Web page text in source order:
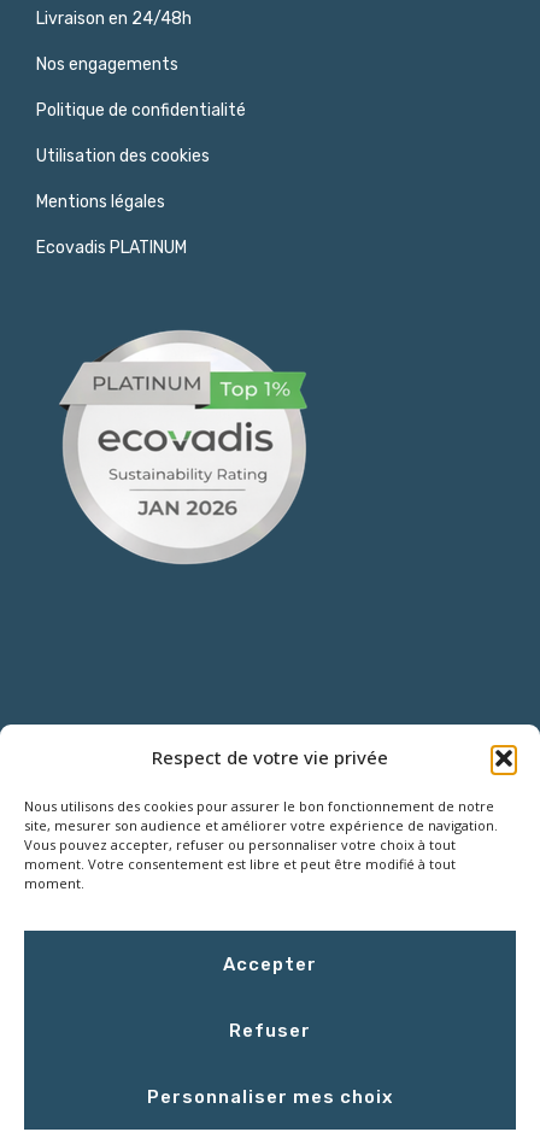
Respect de votre vie privée
Nous utilisons des cookies pour assurer le bon fonctionnement de notre
site, mesurer son audience et améliorer votre expérience de navigation.
Vous pouvez accepter, refuser ou personnaliser votre choix à tout
moment. Votre consentement est libre et peut être modifié à tout
moment.
Accepter
Refuser
Personnaliser mes choix
Livraison en 24/48h
Nos engagements
Politique de confidentialité
Utilisation des cookies
Mentions légales
Ecovadis PLATINUM
18 Rue Roger SALENGRO,
Z.I. des Grouëts, 41100 SAINT-OUEN
Le vendredi : 8h00 - 16h30